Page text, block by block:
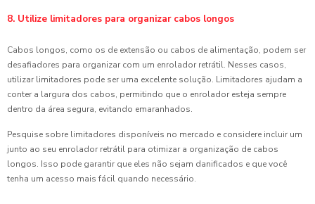
8. Utilize limitadores para organizar cabos longos
Cabos longos, como os de extensão ou cabos de alimentação, podem ser
desafiadores para organizar com um enrolador retrátil. Nesses casos,
utilizar limitadores pode ser uma excelente solução. Limitadores ajudam a
conter a largura dos cabos, permitindo que o enrolador esteja sempre
dentro da área segura, evitando emaranhados.
Pesquise sobre limitadores disponíveis no mercado e considere incluir um
junto ao seu enrolador retrátil para otimizar a organização de cabos
longos. Isso pode garantir que eles não sejam danificados e que você
tenha um acesso mais fácil quando necessário.